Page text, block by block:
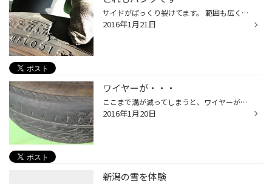
サイドがぱっくり裂けてます。 範囲も広く、タイヤのサイド部分。 これでは修理は不可能なため、交換が必要になりました・・・。 縁石にぶつかってしまったそうです。 ぶつかった衝撃は大したことはなさそうですが、衝撃は内側へのダメージに繋がります。 パンク修理や交換することも大事ですが、タ...
2016年1月21日
ワイヤーが・・・
ここまで溝が減ってしまうと、ワイヤーが出てくる恐れがあります。 中心にはまだ溝がありそうですが、サイドが削れ過ぎてます。 ワイヤーが出てくるとタイヤの交換が必要ですし、そうでなくとも、雨天時の走行も大変危険です。 タイヤは乗る人の命をも支えてますので、こうなる前に早めの交換をオス...
2016年1月20日
新潟の雪を体験